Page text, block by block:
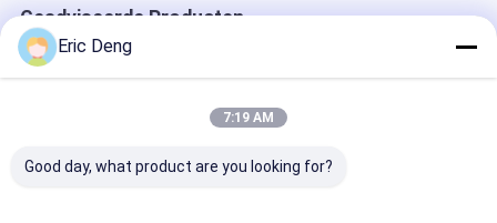
Geadviseerde Producten
Eric Deng
7:19 AM
Good day, what product are you looking for?